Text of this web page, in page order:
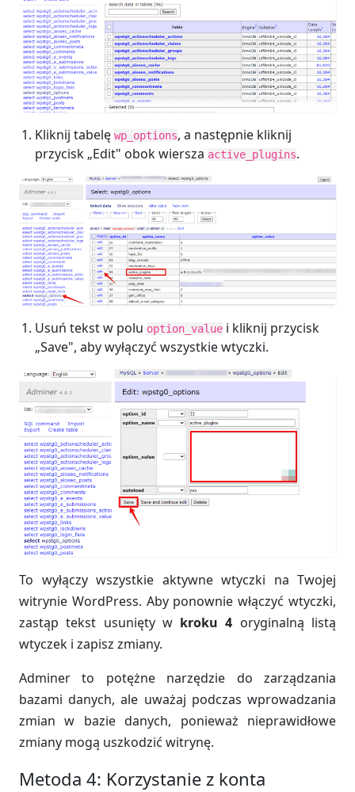
Kliknij tabelę wp_options, a następnie kliknij
przycisk „Edit" obok wiersza active_plugins.
Usuń tekst w polu option_value i kliknij przycisk
„Save", aby wyłączyć wszystkie wtyczki.
To wyłączy wszystkie aktywne wtyczki na Twojej
witrynie WordPress. Aby ponownie włączyć wtyczki,
zastąp tekst usunięty w kroku 4 oryginalną listą
wtyczek i zapisz zmiany.
Adminer to potężne narzędzie do zarządzania
bazami danych, ale uważaj podczas wprowadzania
zmian w bazie danych, ponieważ nieprawidłowe
zmiany mogą uszkodzić witrynę.
Metoda 4: Korzystanie z konta